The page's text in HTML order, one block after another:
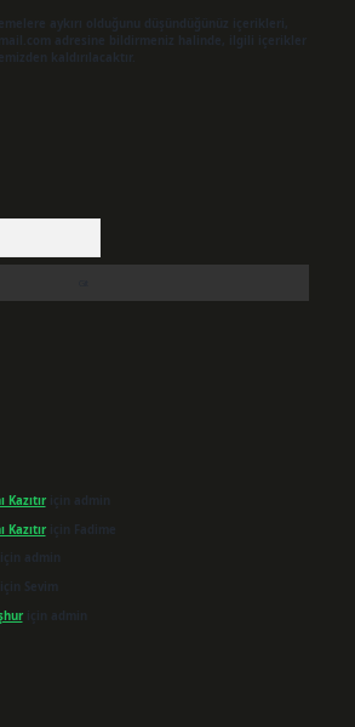
aykırı olduğunu düşündüğünüz içerikleri,
adresine bildirmeniz halinde, ilgili içerikler
kaldırılacaktır.
Kazıtıriçin admin
Kazıtıriçin Fadime
admin
Sevim
için admin